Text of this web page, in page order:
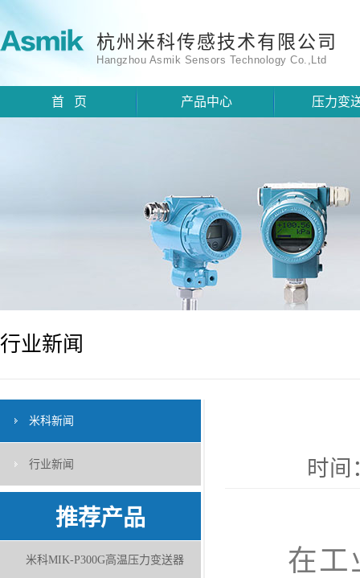
杭州米科传感技术有限公司
Hangzhou Asmik Sensors Technology Co.,Ltd
首 页 产品中心 压力变
行业新闻
米科新闻
行业新闻
推荐产品
米科MIK-P300G高温压力变送器
时间
在工业